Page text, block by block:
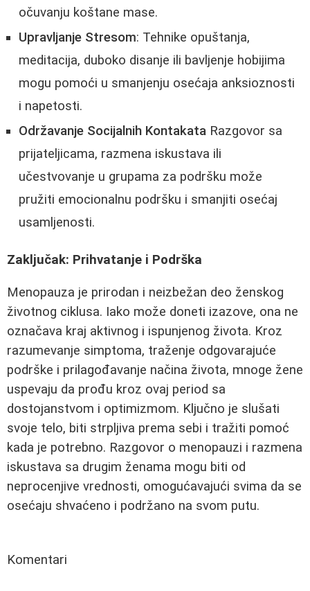
očuvanju koštane mase.
Upravljanje Stresom: Tehnike opuštanja,
meditacija, duboko disanje ili bavljenje hobijima
mogu pomoći u smanjenju osećaja anksioznosti
i napetosti.
Održavanje Socijalnih Kontakata Razgovor sa
prijateljicama, razmena iskustava ili
učestvovanje u grupama za podršku može
pružiti emocionalnu podršku i smanjiti osećaj
usamljenosti.
Zaključak: Prihvatanje i Podrška
Menopauza je prirodan i neizbežan deo ženskog
životnog ciklusa. Iako može doneti izazove, ona ne
označava kraj aktivnog i ispunjenog života. Kroz
razumevanje simptoma, traženje odgovarajuće
podrške i prilagođavanje načina života, mnoge žene
uspevaju da prođu kroz ovaj period sa
dostojanstvom i optimizmom. Ključno je slušati
svoje telo, biti strpljiva prema sebi i tražiti pomoć
kada je potrebno. Razgovor o menopauzi i razmena
iskustava sa drugim ženama mogu biti od
neprocenjive vrednosti, omogućavajući svima da se
osećaju shvaćeno i podržano na svom putu.
Komentari